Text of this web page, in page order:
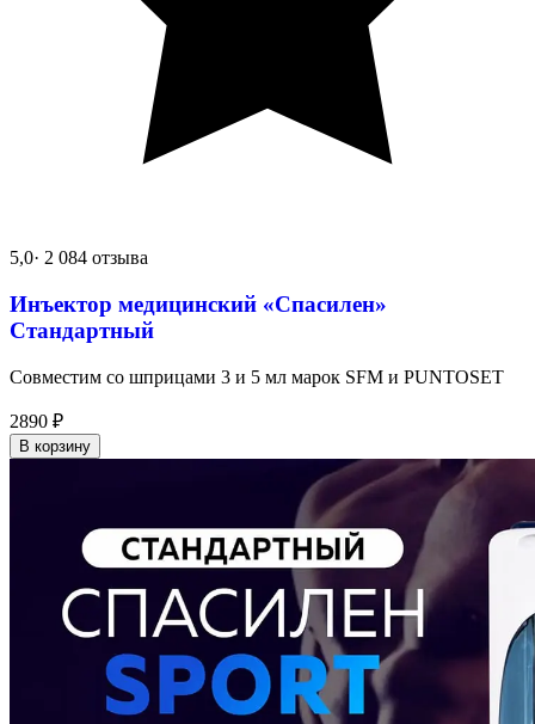
5,0· 2 084 отзыва
Инъектор медицинский «Спасилен»
Стандартный
Совместим со шприцами 3 и 5 мл марок SFM и PUNTOSET
2890 ₽
В корзину